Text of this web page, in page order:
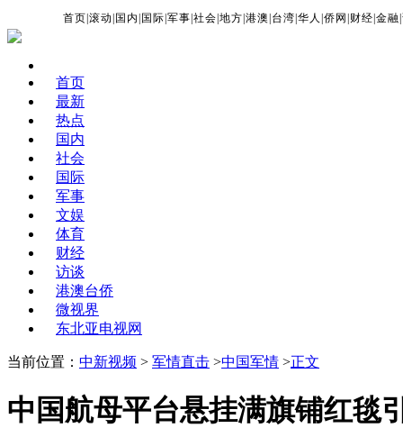
首页 |滚动 国内 国际 |军事 |社会 |地方 |港澳 台湾 |华人 |侨网 财经 |金融 |
首页
最新
热点
国内
社会
国际
军事
文娱
体育
财经
访谈
港澳台侨
微视界
东北亚电视网
当前位置： 中新视频 > 军情直击 >中国军情 >正文
中国航母平台悬挂满旗铺红毯